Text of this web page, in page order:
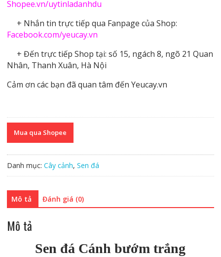
Shopee.vn/uytinladanhdu
+ Nhắn tin trực tiếp qua Fanpage của Shop:
Facebook.com/yeucay.vn
+ Đến trực tiếp Shop tại: số 15, ngách 8, ngõ 21 Quan
Nhân, Thanh Xuân, Hà Nội
Cảm ơn các bạn đã quan tâm đến Yeucay.vn
Mua qua Shopee
Danh mục: Cây cảnh, Sen đá
Mô tả Đánh giá (0)
Mô tả
Sen đá Cánh bướm trắng